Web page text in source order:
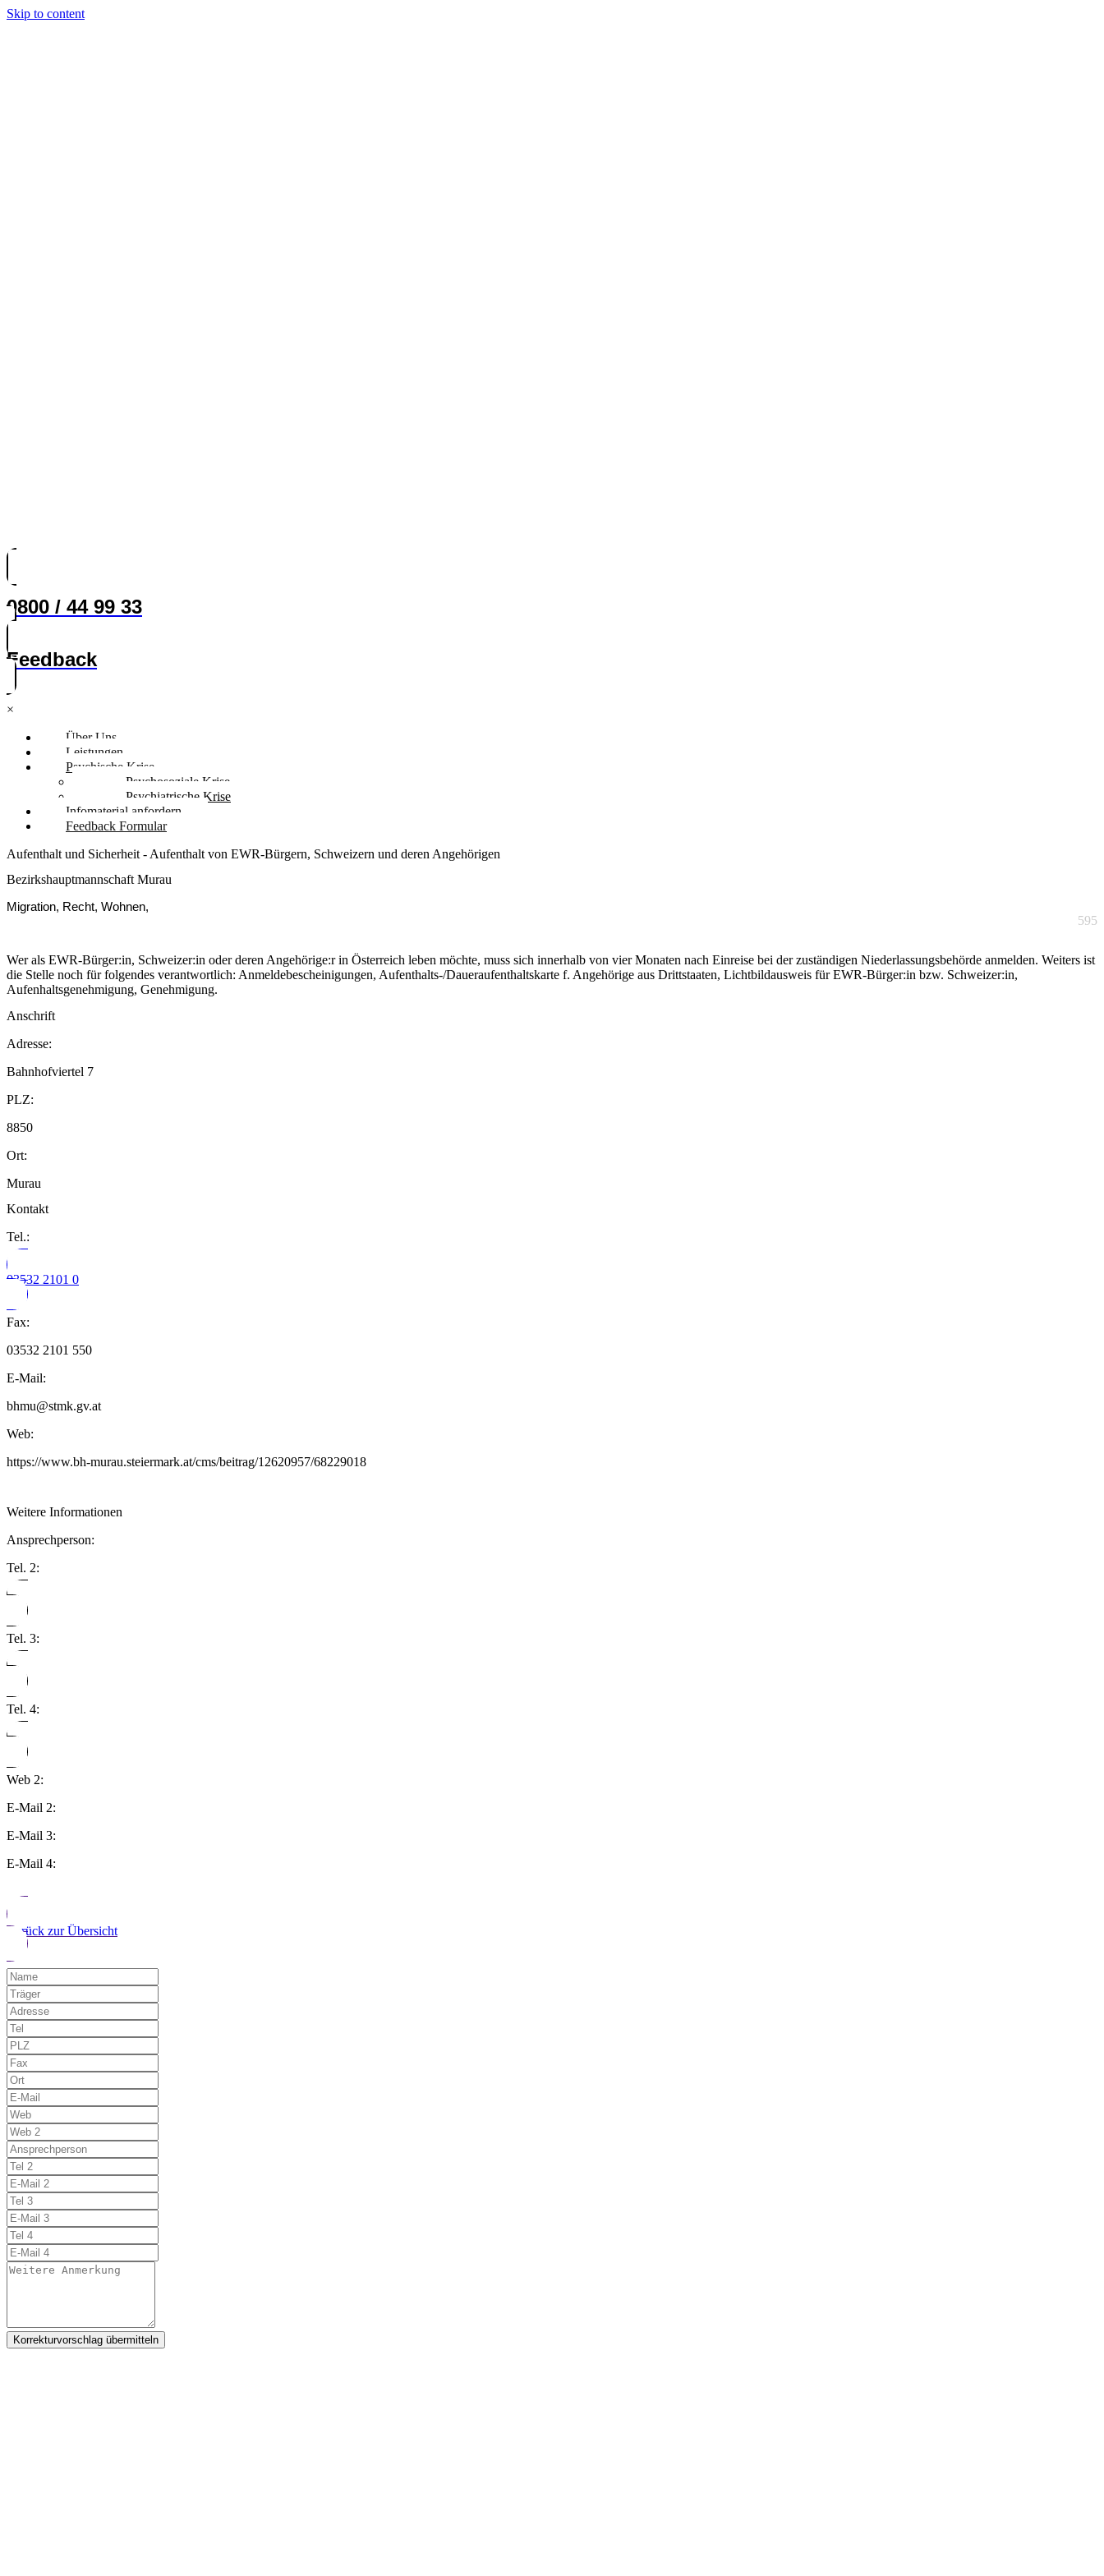
Skip to content
0800 / 44 99 33
Feedback
×
Über Uns
Leistungen
Psychische Krise
Psychosoziale Krise
Psychiatrische Krise
Infomaterial anfordern
Feedback Formular
Aufenthalt und Sicherheit - Aufenthalt von EWR-Bürgern, Schweizern und deren Angehörigen
Bezirkshauptmannschaft Murau
Migration, Recht, Wohnen,
595
Wer als EWR-Bürger:in, Schweizer:in oder deren Angehörige:r in Österreich leben möchte, muss sich innerhalb von vier Monaten nach Einreise bei der zuständigen Niederlassungsbehörde anmelden. Weiters ist
die Stelle noch für folgendes verantwortlich: Anmeldebescheinigungen, Aufenthalts-/Daueraufenthaltskarte f. Angehörige aus Drittstaaten, Lichtbildausweis für EWR-Bürger:in bzw. Schweizer:in,
Aufenhaltsgenehmigung, Genehmigung.
Anschrift
Adresse:
Bahnhofviertel 7
PLZ:
8850
Ort:
Murau
Kontakt
Tel.:
03532 2101 0
Fax:
03532 2101 550
E-Mail:
bhmu@stmk.gv.at
Web:
https://www.bh-murau.steiermark.at/cms/beitrag/12620957/68229018
Weitere Informationen
Ansprechperson:
Tel. 2:
Tel. 3:
Tel. 4:
Web 2:
E-Mail 2:
E-Mail 3:
E-Mail 4:
Zurück zur Übersicht
Korrekturvorschlag übermitteln